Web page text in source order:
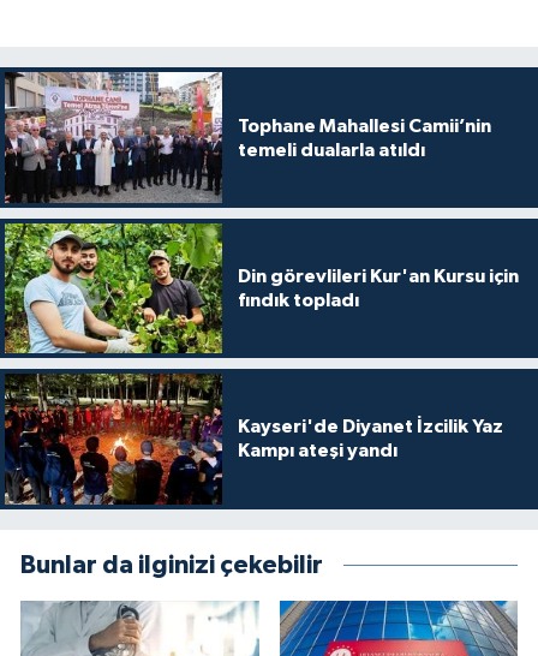
Tophane Mahallesi Camii’nin
temeli dualarla atıldı
Din görevlileri Kur'an Kursu için
fındık topladı
Kayseri'de Diyanet İzcilik Yaz
Kampı ateşi yandı
Bunlar da ilginizi çekebilir
Ordu Müftülüğü
Osmaniye Müftülüğü
Rize Müftülüğü
Sakarya Müftülüğü
Samsun Müftülüğü
Siirt Müftülüğü
Sinop Müftülüğü
Sivas Müftülüğü
Şanlıurfa Müftülüğü